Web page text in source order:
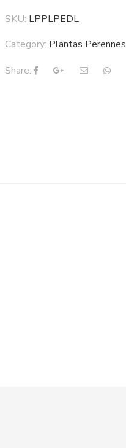
SKU: LPPLPEDL
Category: Plantas Perennes
Share: